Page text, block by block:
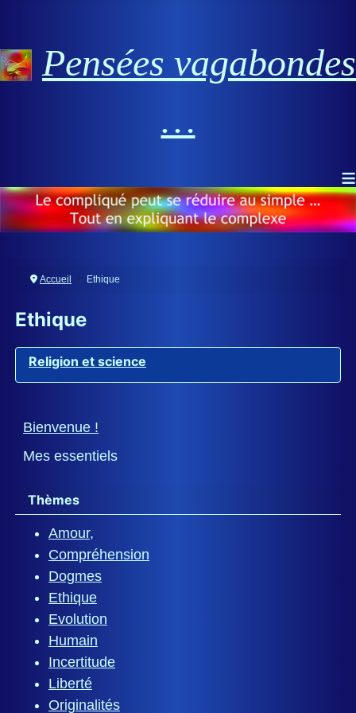
Pensées vagabondes
…
≡
Bienvenue !
Mes essentiels
Thèmes
Amour,
Compréhension
Dogmes
Ethique
Evolution
Humain
Incertitude
Liberté
Originalités
Accueil Ethique
Ethique
Religion et science